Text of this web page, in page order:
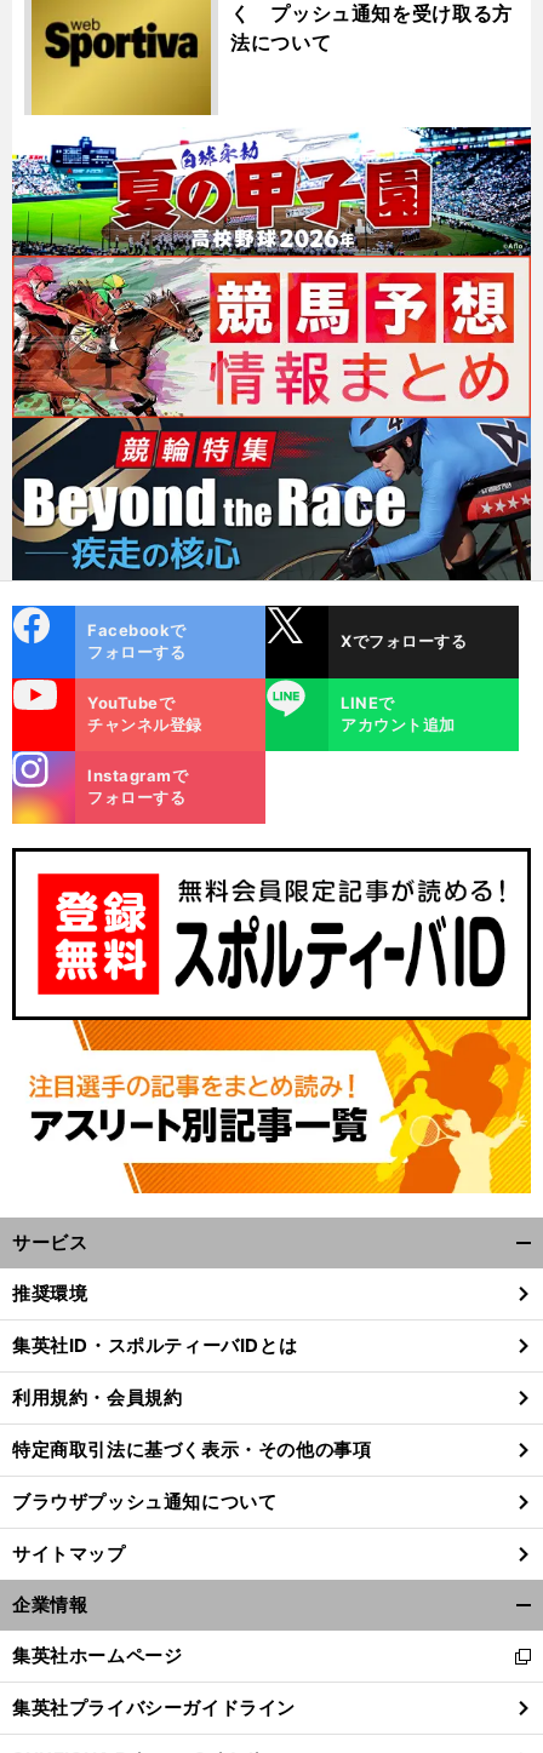
く プッシュ通知を受け取る方
法について
ok
Facebookで
フォローする
Xでフォローする
YouTubeで
チャンネル登録
LINE
LINEで
アカウント追加
m
Instagramで
フォローする
サービス
閉
る
推奨環境
集英社ID・スポルティーバIDとは
利用規約・会員規約
特定商取引法に基づく表示・その他の事項
ブラウザプッシュ通知について
サイトマップ
企業情報
閉
る
集英社ホームページ
新
し
い
ウ
集英社プライバシーガイドライン